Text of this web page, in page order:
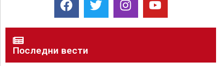
Последни вести